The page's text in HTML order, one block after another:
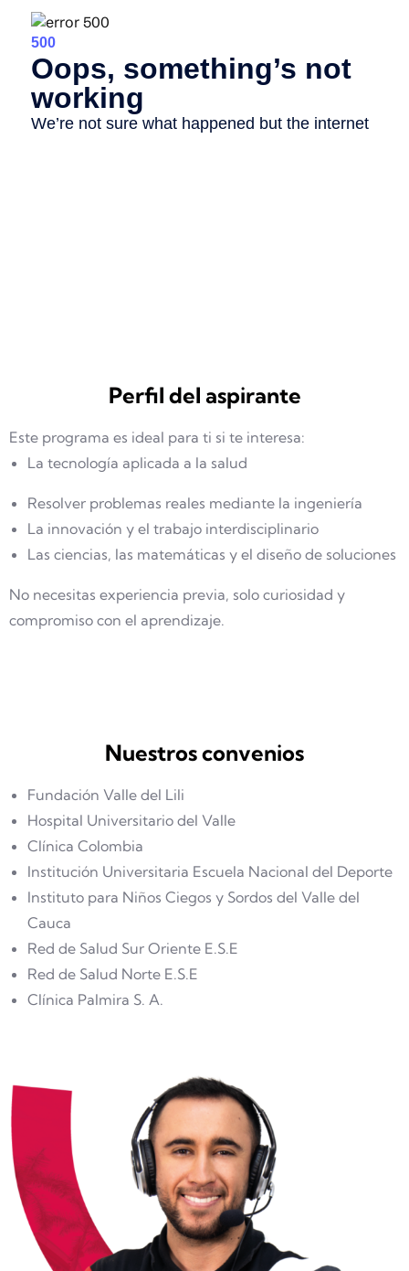
Perfil del aspirante
Este programa es ideal para ti si te interesa:
La tecnología aplicada a la salud
Resolver problemas reales mediante la ingeniería
La innovación y el trabajo interdisciplinario
Las ciencias, las matemáticas y el diseño de soluciones
No necesitas experiencia previa, solo curiosidad y
compromiso con el aprendizaje.
Nuestros convenios
Fundación Valle del Lili
Hospital Universitario del Valle
Clínica Colombia
Institución Universitaria Escuela Nacional del Deporte
Instituto para Niños Ciegos y Sordos del Valle del
Cauca
Red de Salud Sur Oriente E.S.E
Red de Salud Norte E.S.E
Clínica Palmira S. A.